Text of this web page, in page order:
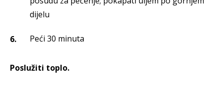
dijelu
Peći 30 minuta
Poslužiti toplo.